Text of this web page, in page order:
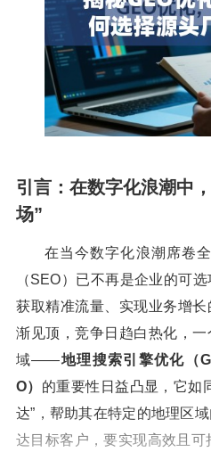
引言：在数字化浪潮中
场”
在当今数字化浪潮席卷
（SEO）已不再是企业的可
获取精准流量、实现业务增
渐见顶，竞争日趋白热化，
域——地理搜索引擎优化（
O） 的重要性日益凸显，它如
达”，帮助其在特定的地理区
达目标客户，要实现高效且